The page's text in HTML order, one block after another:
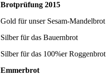
Brotprüfung 2015
Gold für unser Sesam-Mandelbrot
Silber für das Bauernbrot
Silber für das 100%er Roggenbrot
Emmerbrot